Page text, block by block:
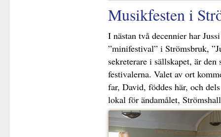
Musikfesten i
I nästan två decennier har
”minifestival” i Strömsbruk,
sekreterare i sällskapet, är
festivalerna. Valet av ort
far, David, föddes här, och
lokal för ändamålet,